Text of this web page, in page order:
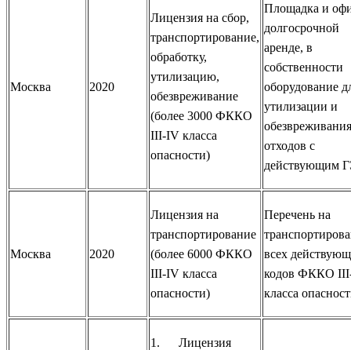
Москва 2020
Лицензия на сбор,
транспортирование,
обработку,
утилизацию,
обезвреживание
(более 3000 ФККО
III-IV класса
опасности)
Площадка и
долгосрочной
аренде, в
собственности
оборудование
утилизации и
обезвреживания
отходов с
действующим
Москва 2020
Лицензия на
транспортирование
(более 6000 ФККО
III-IV класса
опасности)
Перечень на
всех
кодов ФККО
класса
1. Лицензия